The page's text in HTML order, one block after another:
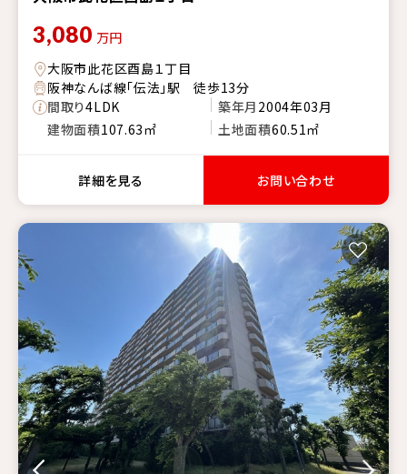
3,080 万円
大阪市此花区酉島１丁目
阪神なんば線「伝法」駅 徒歩13分
間取り4LDK 築年月 2004年03月
建物面積107.63㎡ 土地面積60.51㎡
詳細を見る お問い合わせ